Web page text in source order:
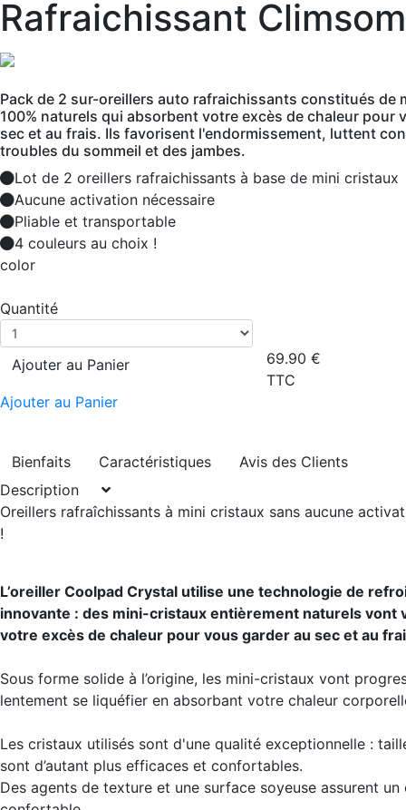
Rafraichissant
Pack de 2 sur-oreillers auto rafraichissants constitués de
100% naturels qui absorbent votre excès de chaleur pour
sec et au frais. Ils favorisent l'endormissement, luttent
troubles du sommeil et des jambes.
Lot de 2 oreillers rafraichissants à base de mini cristaux
Aucune activation nécessaire
Pliable et transportable
4 couleurs au choix !
color
Quantité
Ajouter au Panier
Ajouter au Panier
69.90 €
TTC
Bienfaits Caractéristiques
Avis des Clients
Description
Oreillers rafraîchissants à mini cristaux sans aucune
!
L’oreiller Coolpad Crystal utilise une technologie de
innovante : des mini-cristaux entièrement naturels vont
votre excès de chaleur pour vous garder au sec et au
Sous forme solide à l’origine, les mini-cristaux vont
lentement se liquéfier en absorbant votre chaleur
Les cristaux utilisés sont d'une qualité exceptionnelle :
sont d’autant plus efficaces et confortables.
Des agents de texture et une surface soyeuse assurent